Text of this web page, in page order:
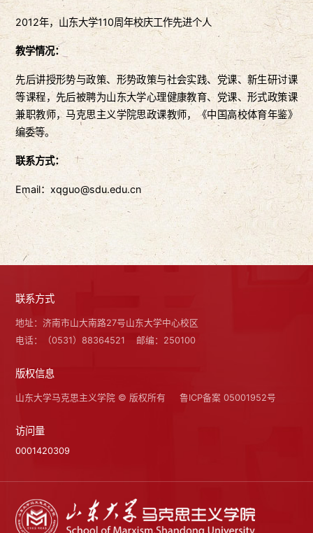
2012年，山东大学110周年校庆工作先进个人
教学情况：
先后讲授形势与政策、形势政策与社会实践、党课、新生研讨课
等课程，先后被聘为山东大学心理健康教育、党课、形式政策课
兼职教师，马克思主义学院思政课教师，《中国高校体育年鉴》
编委等。
联系方式：
Email：xqguo@sdu.edu.cn
联系方式
地址：济南市山大南路27号山东大学中心校区
电话：（0531）88364521
邮编：250100
版权信息
山东大学马克思主义学院 © 版权所有 鲁ICP备案 05001952号
访问量
0001420309